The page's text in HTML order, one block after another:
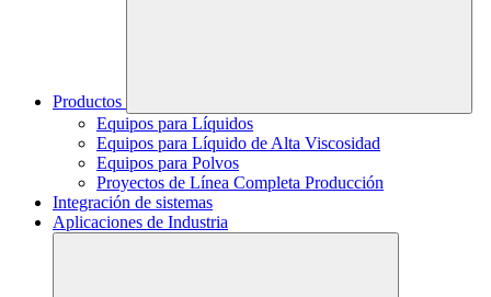
Productos
Equipos para Líquidos
Equipos para Líquido de Alta Viscosidad
Equipos para Polvos
Proyectos de Línea Completa Producción
Integración de sistemas
Aplicaciones de Industria